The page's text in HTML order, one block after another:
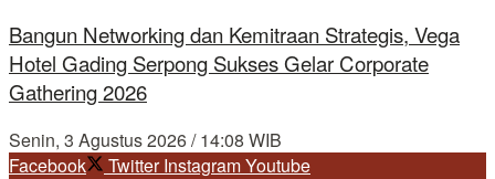
Bangun Networking dan Kemitraan Strategis, Vega
Hotel Gading Serpong Sukses Gelar Corporate
Gathering 2026
Senin, 3 Agustus 2026 / 14:08 WIB
Facebook
Twitter InstagramYoutube